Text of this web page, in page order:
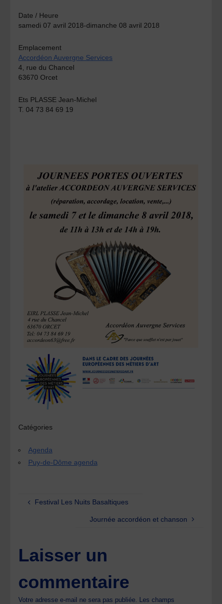
Date / Heure
samedi 07 avril 2018-dimanche 08 avril 2018
Emplacement
Accordéon Auvergne Services
4, rue du Chancel
63670 Orcet
Ets PLASSE Jean-Michel
T. 04 73 84 69 19
Catégories
Agenda
Puy-de-Dôme agenda
Festival Les Nuits Basaltiques
Journée accordéon et chanson
Laisser un
commentaire
Votre adresse e-mail ne sera pas publiée.
Les champs